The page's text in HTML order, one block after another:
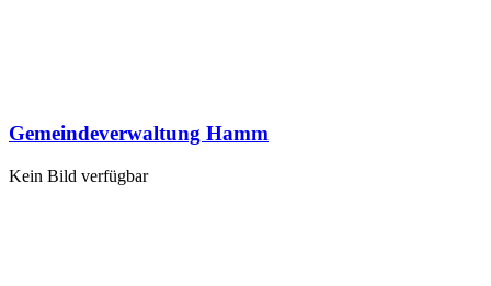
Gemeindeverwaltung Hamm
Kein Bild verfügbar